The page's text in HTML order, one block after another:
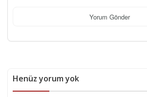
Yorum Gönder
Henüz yorum yok